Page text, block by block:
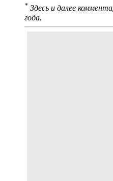
* Здесь и далее
года.